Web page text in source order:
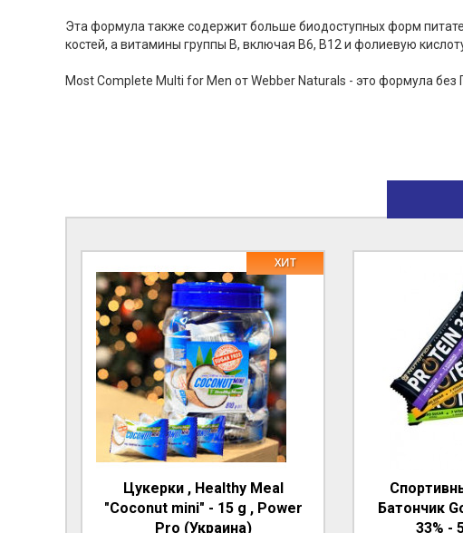
Эта формула также содержит больше биодоступных форм
костей, а витамины группы B, включая B6, B12 и фолиевую
Most Complete Multi for Men от Webber Naturals - это формула
Цукерки , Healthy Meal
"Coconut mini" - 15 g , Power
Pro (Украина)
ХИТ
Батончик
33% -